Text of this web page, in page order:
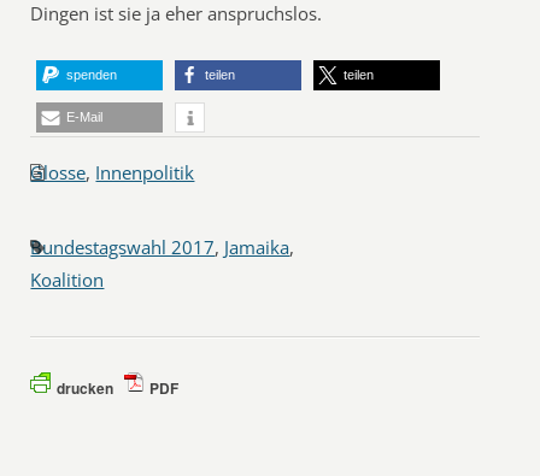
Dingen ist sie ja eher anspruchslos.
spenden teilen teilen
E-Mail
Glosse, Innenpolitik
Bundestagswahl 2017, Jamaika,
Koalition
drucken PDF